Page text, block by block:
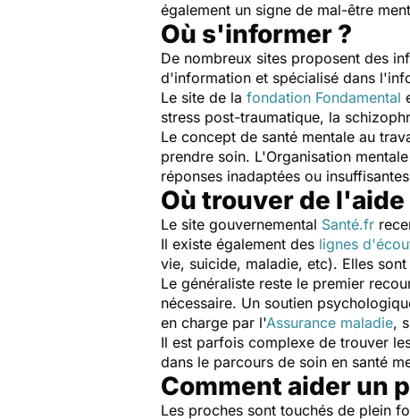
également un signe de mal-être
Où s'informer ?
De nombreux sites proposent des
d'information et spécialisé dans
Le site de la fondation Fondamental
stress post-traumatique, la
Le concept de santé mentale au
prendre soin. L'Organisation
réponses inadaptées ou
Où trouver de l'aide
Le site gouvernemental Santé.fr
Il existe également des lignes
vie, suicide, maladie, etc). Elles
Le généraliste reste le premier
nécessaire. Un soutien
en charge par l'Assurance maladie,
Il est parfois complexe de trouver
dans le parcours de soin en santé
Comment aider un
Les proches sont touchés de plein